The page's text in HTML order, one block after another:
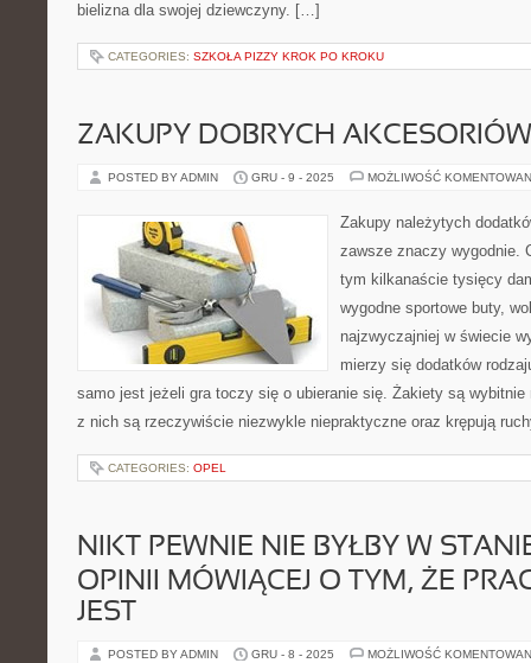
bielizna dla swojej dziewczyny. […]
CATEGORIES: SZKOŁA PIZZY KROK PO KROKU
ZAKUPY DOBRYCH
POSTED BY ADMIN GRU - 9 - 2025 MOŻLIWOŚĆ
Zakupy należytych
zawsze znaczy wygodnie.
tym kilkanaście tysięcy
wygodne sportowe buty,
najzwyczajniej w świecie
mierzy się dodatków
samo jest jeżeli gra toczy się o ubieranie się. Żakiety są wybitnie
z nich są rzeczywiście niezwykle niepraktyczne oraz krępują
CATEGORIES: OPEL
NIKT PEWNIE NIE BYŁBY W
OPINII MÓWIĄCEJ O TYM, ŻE
JEST
POSTED BY ADMIN GRU - 8 - 2025 MOŻLIWOŚĆ